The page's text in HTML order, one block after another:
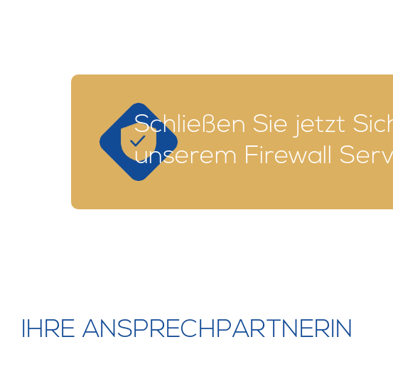
Schließen Sie jetzt
unserem Firewall
IHRE ANSPRECHPARTNERIN